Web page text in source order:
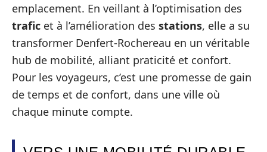
emplacement. En veillant à l’optimisation des
trafic et à l’amélioration des stations, elle a su
transformer Denfert-Rochereau en un véritable
hub de mobilité, alliant praticité et confort.
Pour les voyageurs, c’est une promesse de gain
de temps et de confort, dans une ville où
chaque minute compte.